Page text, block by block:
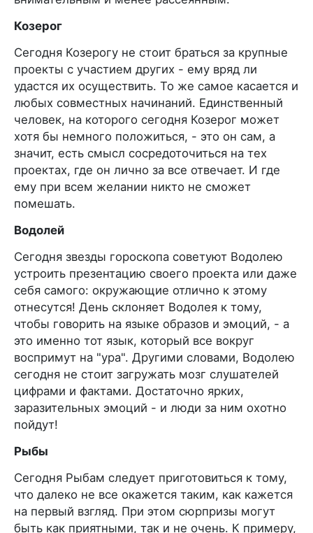
Козерог
Сегодня Козерогу не стоит браться за крупные
проекты с участием других - ему вряд ли
удастся их осуществить. То же самое касается и
любых совместных начинаний. Единственный
человек, на которого сегодня Козерог может
хотя бы немного положиться, - это он сам, а
значит, есть смысл сосредоточиться на тех
проектах, где он лично за все отвечает. И где
ему при всем желании никто не сможет
помешать.
Водолей
Сегодня звезды гороскопа советуют Водолею
устроить презентацию своего проекта или даже
себя самого: окружающие отлично к этому
отнесутся! День склоняет Водолея к тому,
чтобы говорить на языке образов и эмоций, - а
это именно тот язык, который все вокруг
воспримут на "ура". Другими словами, Водолею
сегодня не стоит загружать мозг слушателей
цифрами и фактами. Достаточно ярких,
заразительных эмоций - и люди за ним охотно
пойдут!
Рыбы
Сегодня Рыбам следует приготовиться к тому,
что далеко не все окажется таким, как кажется
на первый взгляд. При этом сюрпризы могут
быть как приятными, так и не очень. К примеру,